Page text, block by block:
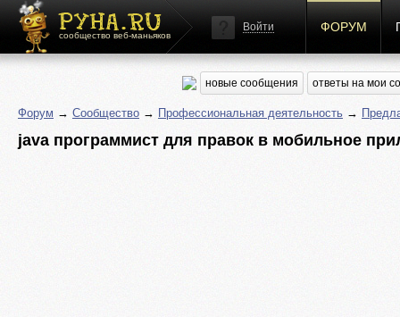
сообщество веб-маньяков
Войти ФОРУМ
новые сообщения ответы на мои
Форум → Сообщество → Профессиональная деятельность →
java программист для правок в мобильное